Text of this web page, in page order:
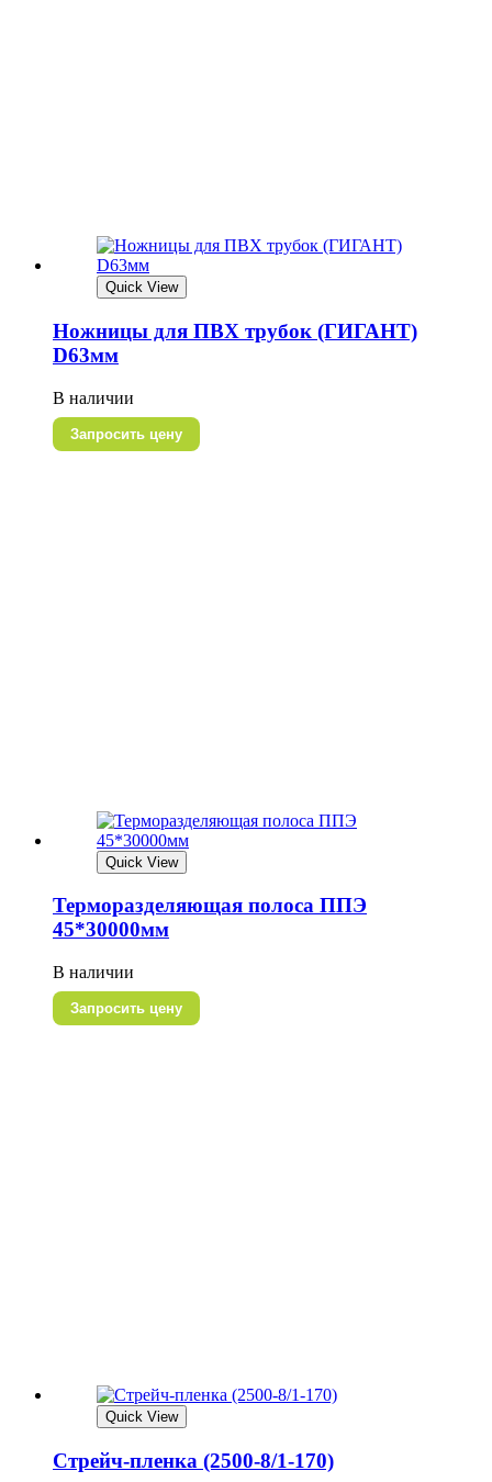
Quick View
Ножницы для ПВХ трубок (ГИГАНТ)
D63мм
В наличии
Запросить цену
Quick View
Терморазделяющая полоса ППЭ
45*30000мм
В наличии
Запросить цену
Quick View
Стрейч-пленка (2500-8/1-170)